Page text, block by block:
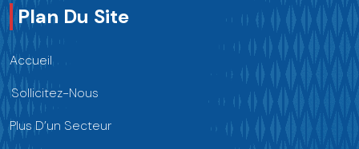
Plan Du Site
Accueil
Sollicitez-Nous
Plus D’un Secteur